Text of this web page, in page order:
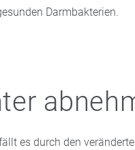
Darmbakterien.
es durch den